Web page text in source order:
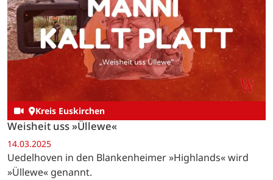
Kreis Euskirchen
Weisheit uss »Üllewe«
14.03.2025
Uedelhoven in den Blankenheimer »Highlands« wird
»Üllewe« genannt.